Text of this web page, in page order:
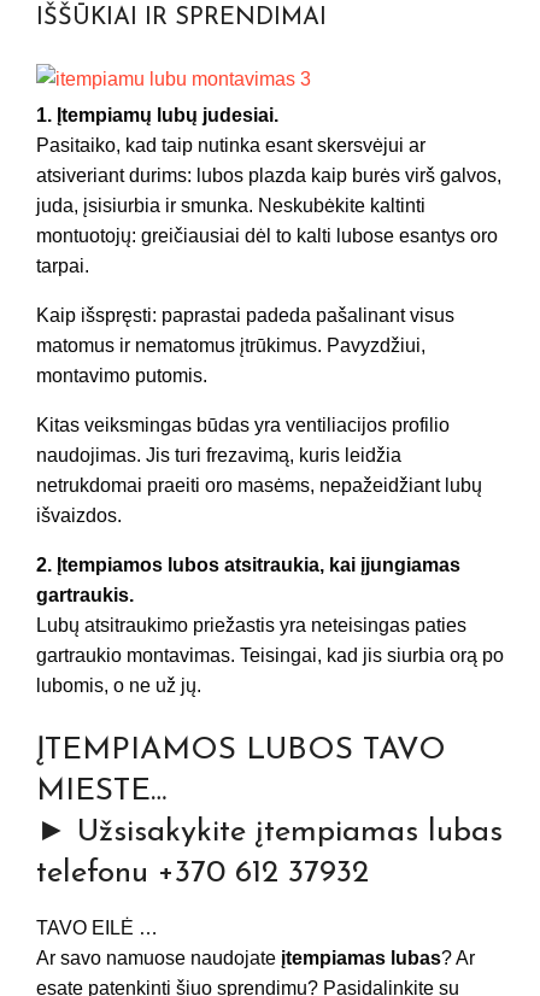
IŠŠŪKIAI IR SPRENDIMAI
1. Įtempiamų lubų judesiai.
Pasitaiko, kad taip nutinka esant skersvėjui ar
atsiveriant durims: lubos plazda kaip burės virš galvos,
juda, įsisiurbia ir smunka. Neskubėkite kaltinti
montuotojų: greičiausiai dėl to kalti lubose esantys oro
tarpai.
Kaip išspręsti: paprastai padeda pašalinant visus
matomus ir nematomus įtrūkimus. Pavyzdžiui,
montavimo putomis.
Kitas veiksmingas būdas yra ventiliacijos profilio
naudojimas. Jis turi frezavimą, kuris leidžia
netrukdomai praeiti oro masėms, nepažeidžiant lubų
išvaizdos.
2. Įtempiamos lubos atsitraukia, kai įjungiamas
gartraukis.
Lubų atsitraukimo priežastis yra neteisingas paties
gartraukio montavimas. Teisingai, kad jis siurbia orą po
lubomis, o ne už jų.
ĮTEMPIAMOS LUBOS TAVO
MIESTE…
► Užsisakykite įtempiamas lubas
telefonu +370 612 37932
TAVO EILĖ …
Ar savo namuose naudojate įtempiamas lubas? Ar
esate patenkinti šiuo sprendimu? Pasidalinkite su